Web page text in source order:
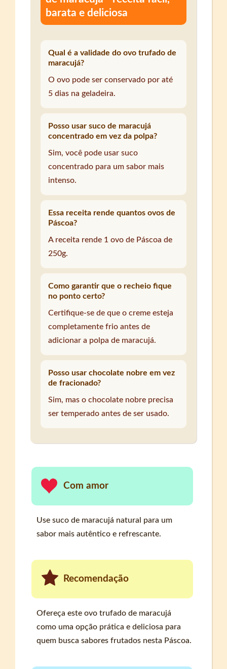
barata e deliciosa
Qual é a validade do ovo trufado de
maracujá?
O ovo pode ser conservado por até
5 dias na geladeira.
Posso usar suco de maracujá
concentrado em vez da polpa?
Sim, você pode usar suco
concentrado para um sabor mais
intenso.
Essa receita rende quantos ovos de
Páscoa?
A receita rende 1 ovo de Páscoa de
250g.
Como garantir que o recheio fique
no ponto certo?
Certifique-se de que o creme esteja
completamente frio antes de
adicionar a polpa de maracujá.
Posso usar chocolate nobre em vez
de fracionado?
Sim, mas o chocolate nobre precisa
ser temperado antes de ser usado.
Com amor
Use suco de maracujá natural para um
sabor mais autêntico e refrescante.
Recomendação
Ofereça este ovo trufado de maracujá
como uma opção prática e deliciosa para
quem busca sabores frutados nesta Páscoa.